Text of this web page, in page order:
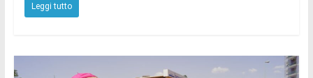
Leggi tutto